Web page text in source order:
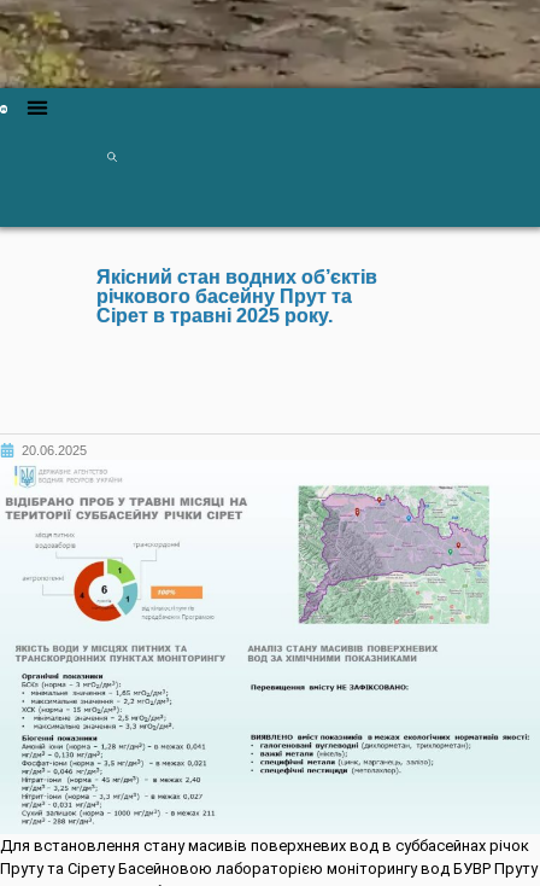
Якісний стан водних об’єктів
річкового басейну Прут та
Сірет в травні 2025 року.
20.06.2025
Для встановлення стану масивів поверхневих вод в суббасейнах річок
Пруту та Сірету Басейновою лабораторією моніторингу вод БУВР Пруту